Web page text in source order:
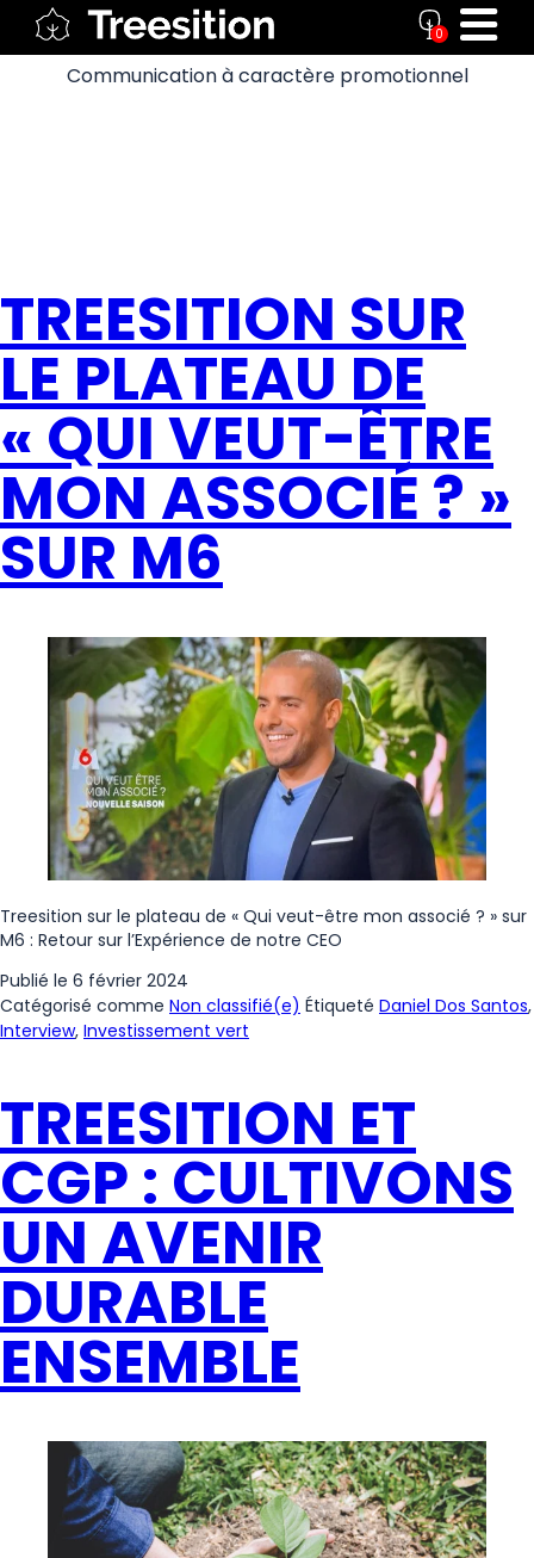
0
Communication à caractère promotionnel
TREESITION SUR
LE PLATEAU DE
« QUI VEUT-ÊTRE
MON ASSOCIÉ ? »
SUR M6
Treesition sur le plateau de « Qui veut-être mon associé ? » sur
M6 : Retour sur l’Expérience de notre CEO
Publié le 6 février 2024
Catégorisé comme Non classifié(e) Étiqueté Daniel Dos Santos,
Interview, Investissement vert
TREESITION ET
CGP : CULTIVONS
UN AVENIR
DURABLE
ENSEMBLE